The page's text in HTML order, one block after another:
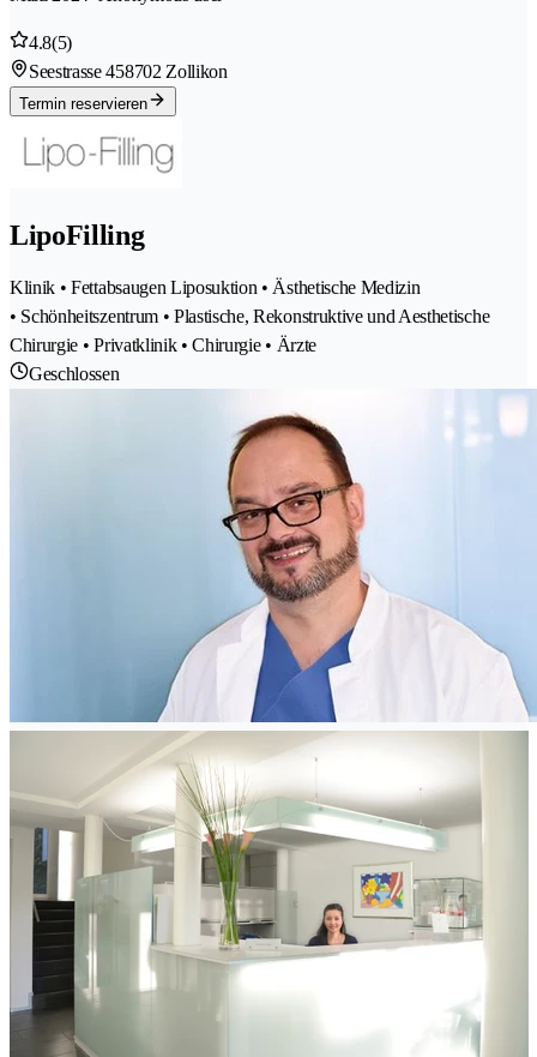
4.8(5)
Seestrasse 458702 Zollikon
Termin reservieren
LipoFilling
Klinik • Fettabsaugen Liposuktion • Ästhetische Medizin
• Schönheitszentrum • Plastische, Rekonstruktive und Aesthetische
Chirurgie • Privatklinik • Chirurgie • Ärzte
Geschlossen